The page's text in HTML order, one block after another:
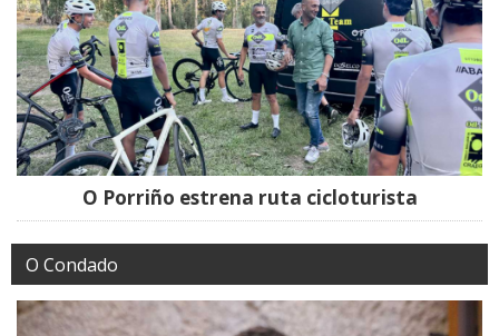
O Porriño estrena ruta cicloturista
O Condado